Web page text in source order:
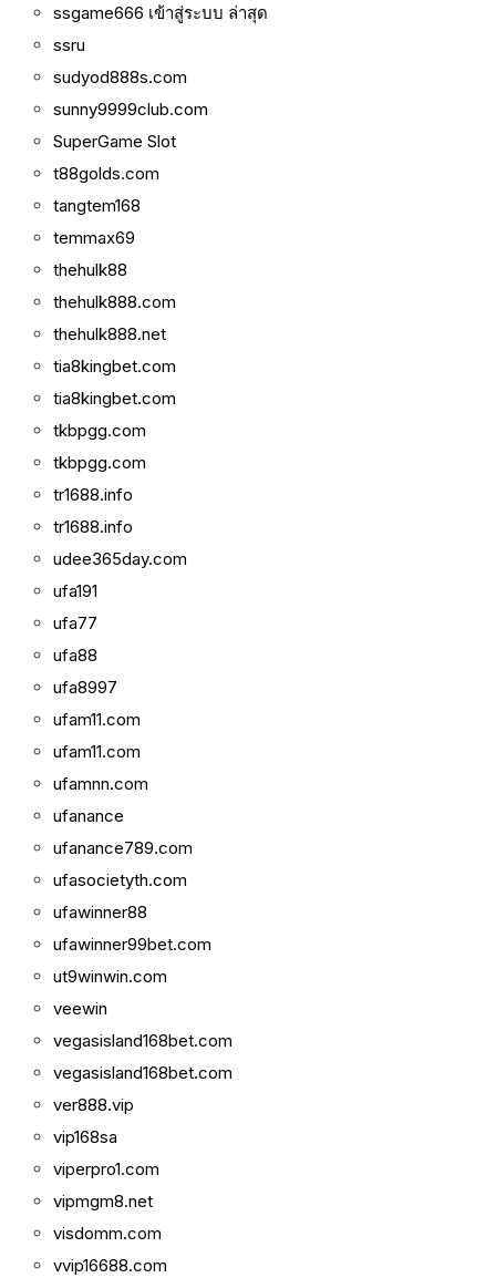
ssgame666 เข้าสู่ระบบ ล่าสุด
ssru
sudyod888s.com
sunny9999club.com
SuperGame Slot
t88golds.com
tangtem168
temmax69
thehulk88
thehulk888.com
thehulk888.net
tia8kingbet.com
tia8kingbet.com
tkbpgg.com
tkbpgg.com
tr1688.info
tr1688.info
udee365day.com
ufa191
ufa77
ufa88
ufa8997
ufam11.com
ufam11.com
ufamnn.com
ufanance
ufanance789.com
ufasocietyth.com
ufawinner88
ufawinner99bet.com
ut9winwin.com
veewin
vegasisland168bet.com
vegasisland168bet.com
ver888.vip
vip168sa
viperpro1.com
vipmgm8.net
visdomm.com
vvip16688.com